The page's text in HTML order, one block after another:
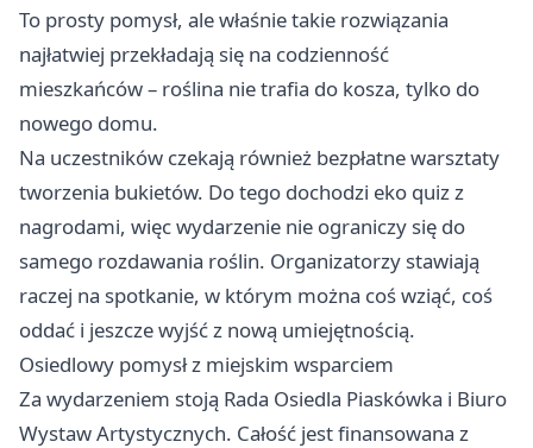
To prosty pomysł, ale właśnie takie rozwiązania
najłatwiej przekładają się na codzienność
mieszkańców – roślina nie trafia do kosza, tylko do
nowego domu.
Na uczestników czekają również bezpłatne warsztaty
tworzenia bukietów. Do tego dochodzi eko quiz z
nagrodami, więc wydarzenie nie ograniczy się do
samego rozdawania roślin. Organizatorzy stawiają
raczej na spotkanie, w którym można coś wziąć, coś
oddać i jeszcze wyjść z nową umiejętnością.
Osiedlowy pomysł z miejskim wsparciem
Za wydarzeniem stoją Rada Osiedla Piaskówka i Biuro
Wystaw Artystycznych. Całość jest finansowana z